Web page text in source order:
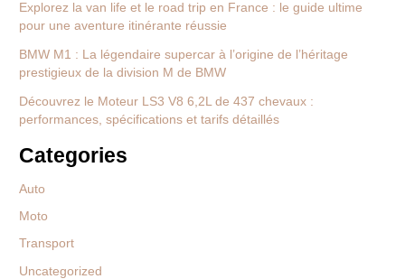
Explorez la van life et le road trip en France : le guide ultime
pour une aventure itinérante réussie
BMW M1 : La légendaire supercar à l’origine de l’héritage
prestigieux de la division M de BMW
Découvrez le Moteur LS3 V8 6,2L de 437 chevaux :
performances, spécifications et tarifs détaillés
Categories
Auto
Moto
Transport
Uncategorized